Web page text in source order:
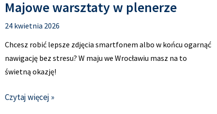
Majowe warsztaty w plenerze
24 kwietnia 2026
Chcesz robić lepsze zdjęcia smartfonem albo w końcu ogarnąć
nawigację bez stresu? W maju we Wrocławiu masz na to
świetną okazję!
Czytaj więcej »